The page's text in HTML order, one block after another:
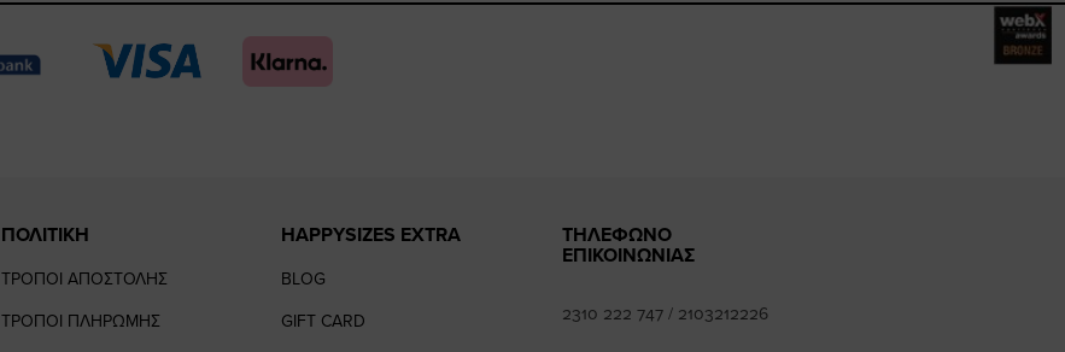
pagepagefeature=mhee
ΠΟΛΙΤΙΚΗ
ΤΡΟΠΟΙ ΑΠΟΣΤΟΛΗΣ
ΤΡΟΠΟΙ ΠΛΗΡΩΜΗΣ
HAPPYSIZES EXTRA
BLOG
GIFT CARD
ΤΗΛΕΦΩΝΟ
ΕΠΙΚΟΙΝΩΝΙΑΣ
2310 222 747 / 2103212226